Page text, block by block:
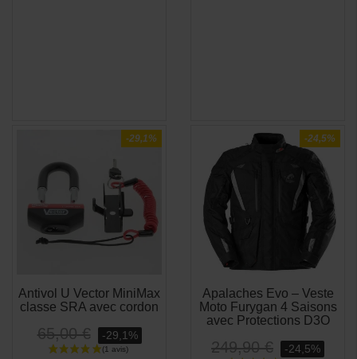
-29,1%
Antivol U Vector MiniMax
classe SRA avec cordon
65,00 € -29,1%
-24,5%
Apalaches Evo – Veste
Moto Furygan 4 Saisons
avec Protections D3O
249,90 € -24,5%
APERÇU
RAPIDE
APERÇU
RAPIDE